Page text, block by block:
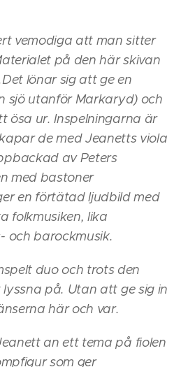
vemodiga att man sitter
på den här skivan
lönar sig att ge en
sjö utanför Markaryd) och
ösa ur. Inspelningarna är
de med Jeanetts viola
av Peters
med bastoner
en förtätad ljudbild med
folkmusiken, lika
och barockmusik.
duo och trots den
på. Utan att ge sig in
här och var.
an ett tema på fiolen
som ger